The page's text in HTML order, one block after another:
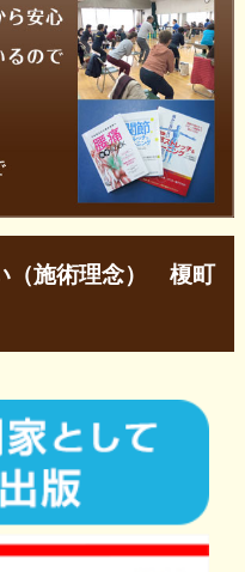
（施術理念） 榎町